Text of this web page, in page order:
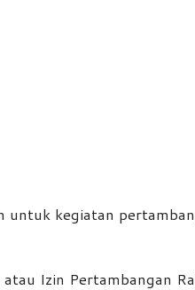
kegiatan
Izin Pertambangan